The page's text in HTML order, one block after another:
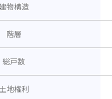
物構造
階層
総戸数
土地権利